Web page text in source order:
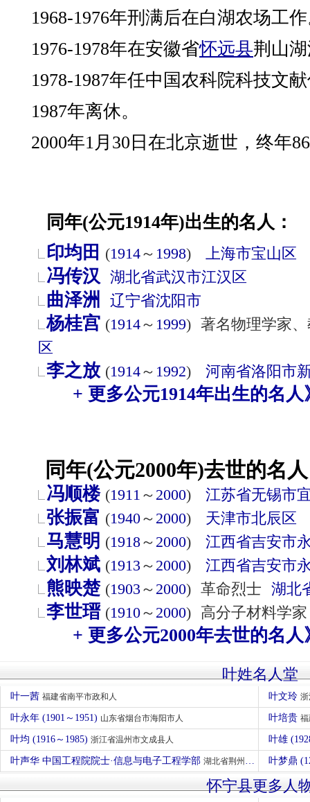
1968-1976年刑满后在白湖农场工
1976-1978年在安徽省怀远县荆山
1978-1987年任中国农科院科技文
1987年离休。
2000年1月30日在北京逝世，终年
同年(公元1914年)出生的名人：
印均田 (1914～ 1998) 上海市宝山区
冯传汉 湖北省武汉市江汉区
曲泽洲 辽宁省沈阳市
杨桂宫 (1914～ 1999) 著名物理学家
区
李之放 (1914～ 1992) 河南省洛阳市
+ 更多公元1914年出生的名人
同年(公元2000年)去世的名
冯顺楼 (1911 ～ 2000) 江苏省无锡市
张振富 (1940～ 2000) 天津市北辰区
马慧明 (1918～ 2000) 江西省吉安市
刘林斌 (1913 ～ 2000) 江西省吉安市
熊映楚 (1903 ～ 2000) 革命烈士 湖北
李世瑨 (1910～ 2000) 高分子材料学家
+ 更多公元2000年去世的名人
叶姓名人堂
叶一茜 福建省南平市政和人 叶文玲
叶永年 (1901～1951) 山东省烟台市海阳市人 叶培贵
叶均 (1916～1985) 浙江省温州市文成县人 叶雄
叶声华 中国工程院院士·信息与电子工程学部 湖北省荆州市沙市区人 叶梦鼎
怀宁县更多人